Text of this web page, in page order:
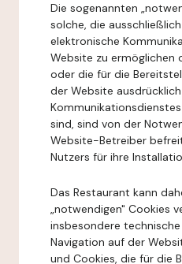
Die sogenannten
solche, die
elektronische
Website zu ermöglichen
oder die für die
der Website
sind, sind von der
Website-Betreiber
Nutzers für ihre
Das Restaurant kann
„notwendigen" Cookies
insbesondere
Navigation auf der
und Cookies, die für die